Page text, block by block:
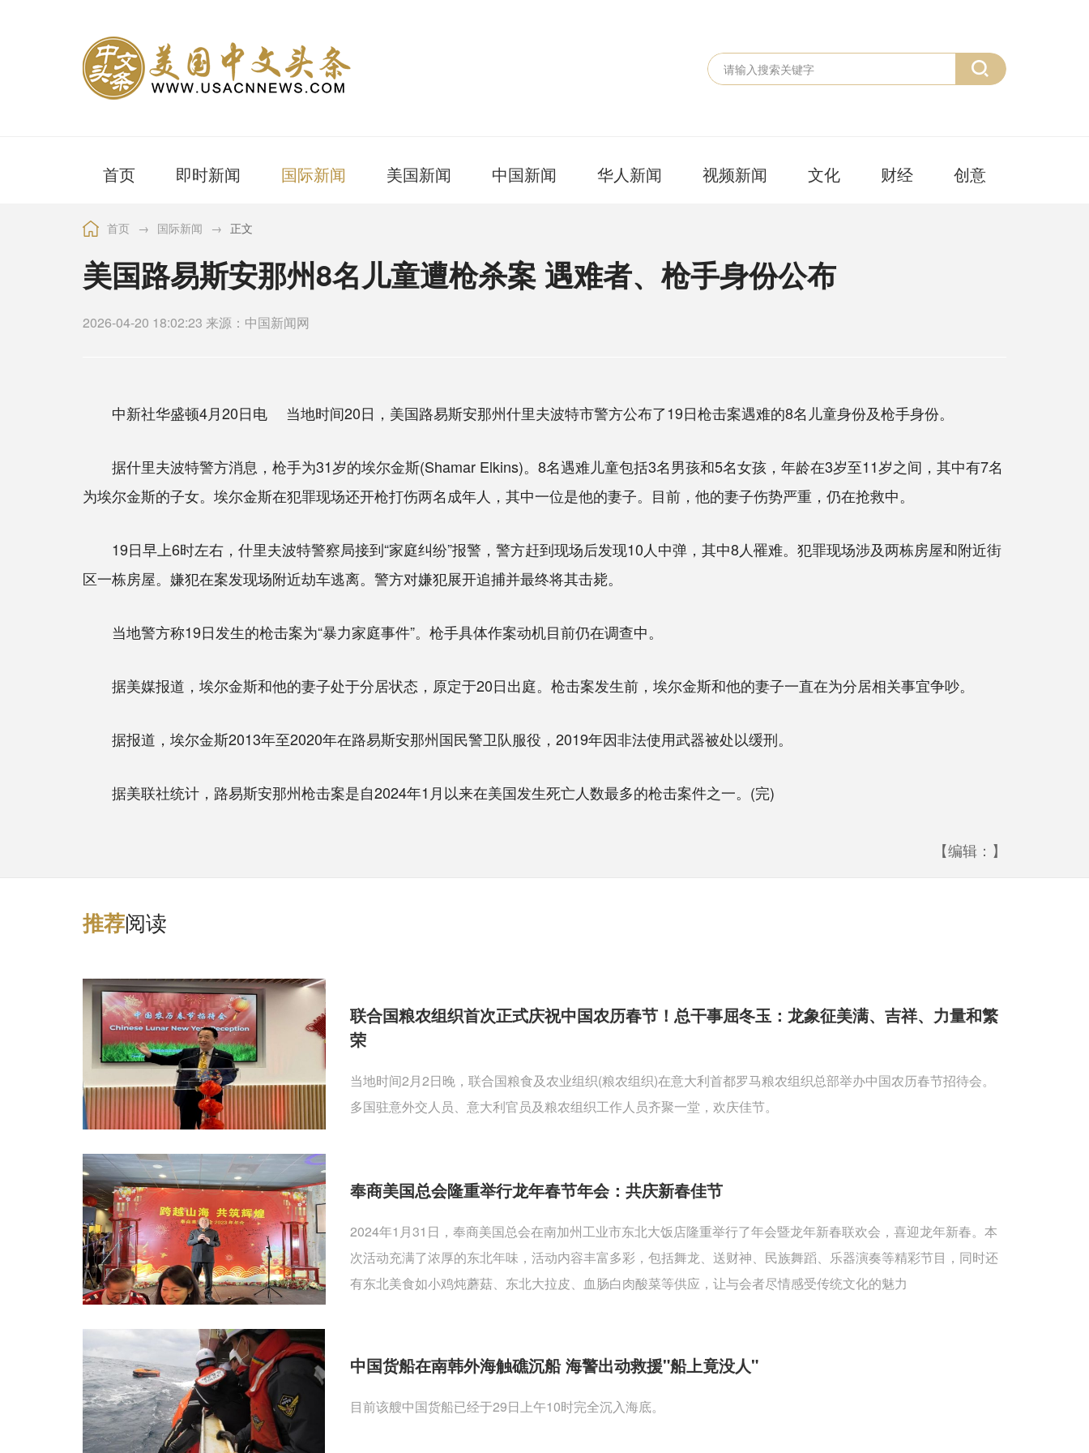
首页 即时新闻 国际新闻 美国新闻 中国新闻 华人新闻 视频新闻 文化 财经 创意
首页 → 国际新闻 → 正文
美国路易斯安那州8名儿童遭枪杀案 遇难者、枪手身份公布
2026-04-20 18:02:23 来源：中国新闻网
中新社华盛顿4月20日电 当地时间20日，美国路易斯安那州什里夫波特市警方公布了19日枪击案遇难的8名儿童身份及枪手身份。
据什里夫波特警方消息，枪手为31岁的埃尔金斯(Shamar Elkins)。8名遇难儿童包括3名男孩和5名女孩，年龄在3岁至11岁之间，其中有7名
为埃尔金斯的子女。埃尔金斯在犯罪现场还开枪打伤两名成年人，其中一位是他的妻子。目前，他的妻子伤势严重，仍在抢救中。
19日早上6时左右，什里夫波特警察局接到“家庭纠纷”报警，警方赶到现场后发现10人中弹，其中8人罹难。犯罪现场涉及两栋房屋和附近街
区一栋房屋。嫌犯在案发现场附近劫车逃离。警方对嫌犯展开追捕并最终将其击毙。
当地警方称19日发生的枪击案为“暴力家庭事件”。枪手具体作案动机目前仍在调查中。
据美媒报道，埃尔金斯和他的妻子处于分居状态，原定于20日出庭。枪击案发生前，埃尔金斯和他的妻子一直在为分居相关事宜争吵。
据报道，埃尔金斯2013年至2020年在路易斯安那州国民警卫队服役，2019年因非法使用武器被处以缓刑。
据美联社统计，路易斯安那州枪击案是自2024年1月以来在美国发生死亡人数最多的枪击案件之一。(完)
【编辑：】
推荐阅读
联合国粮农组织首次正式庆祝中国农历春节！总干事屈冬玉：龙象征美满、吉祥、力量和繁
荣
当地时间2月2日晚，联合国粮食及农业组织(粮农组织)在意大利首都罗马粮农组织总部举办中国农历春节招待会。
多国驻意外交人员、意大利官员及粮农组织工作人员齐聚一堂，欢庆佳节。
奉商美国总会隆重举行龙年春节年会：共庆新春佳节
2024年1月31日，奉商美国总会在南加州工业市东北大饭店隆重举行了年会暨龙年新春联欢会，喜迎龙年新春。本
次活动充满了浓厚的东北年味，活动内容丰富多彩，包括舞龙、送财神、民族舞蹈、乐器演奏等精彩节目，同时还
有东北美食如小鸡炖蘑菇、东北大拉皮、血肠白肉酸菜等供应，让与会者尽情感受传统文化的魅力
中国货船在南韩外海触礁沉船 海警出动救援"船上竟没人"
目前该艘中国货船已经于29日上午10时完全沉入海底。